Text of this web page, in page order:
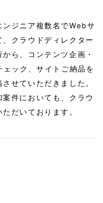
ジニア複数名でWebサ
クラウドディレクター
ら、コンテンツ企画・
ック、サイトご納品を
せていただきました。
件においても、クラウ
だいております。